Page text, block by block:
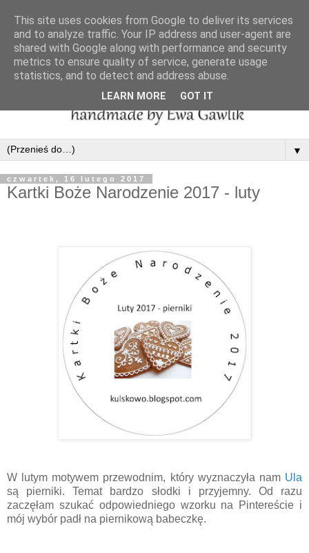
▼
czwartek, 16 lutego 2017
Kartki Boże Narodzenie 2017 - luty
W lutym motywem przewodnim, który wyznaczyła nam Ula
są pierniki. Temat bardzo słodki i przyjemny. Od razu
zaczęłam szukać odpowiedniego wzorku na Pintereście i
mój wybór padł na piernikową babeczkę.
This site uses cookies from Google to deliver its services
and to analyze traffic. Your IP address and user-agent are
shared with Google along with performance and security
metrics to ensure quality of service, generate usage
statistics, and to detect and address abuse.
LEARN MORE GOT IT